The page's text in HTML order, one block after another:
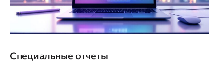
Специальные отчеты